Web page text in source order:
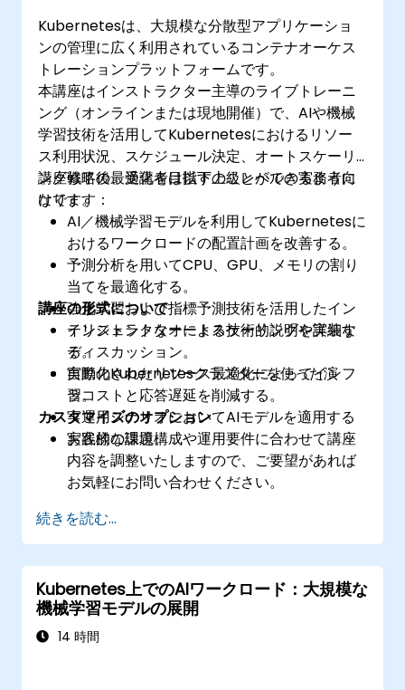
Kubernetesは、大規模な分散型アプリケーショ
ンの管理に広く利用されているコンテナオーケス
トレーションプラットフォームです。
本講座はインストラクター主導のライブトレーニ
ング（オンラインまたは現地開催）で、AIや機械
学習技術を活用してKubernetesにおけるリソー
ス利用状況、スケジュール決定、オートスケーリ
ング戦略の最適化を目指す上級レベルの実務者向
けです。
講座修了後、受講者は以下のことができるように
なります：
AI／機械学習モデルを利用してKubernetesに
おけるワークロードの配置計画を改善する。
予測分析を用いてCPU、GPU、メモリの割り
当てを最適化する。
強化学習および指標予測技術を活用したイン
テリジェントなオートスケーリングを実装す
る。
自動化されたリソース最適化によってインフ
ラコストと応答遅延を削減する。
講座の形式について
インストラクターによる技術的説明や詳細な
ディスカッション。
実際のKubernetesクラスターを使った演
習。
​実運用シナリオにおいてAIモデルを適用する
実践的な課題。
カスタマイズのオプション
お客様の環境構成や運用要件に合わせて講座
内容を調整いたしますので、ご要望があれば
お気軽にお問い合わせください。
続きを読む...
Kubernetes上でのAIワークロード：大規模な
機械学習モデルの展開
14 時間